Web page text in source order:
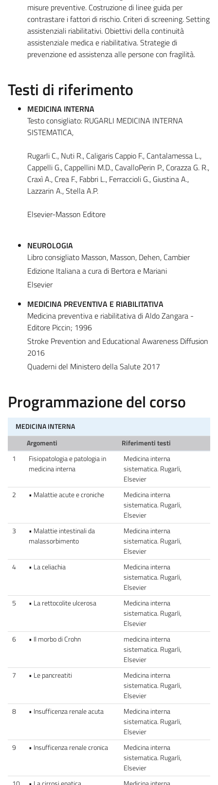
misure preventive. Costruzione di linee guida per
contrastare i fattori di rischio. Criteri di screening. Setting
assistenziali riabilitativi. Obiettivi della continuità
assistenziale medica e riabilitativa. Strategie di
prevenzione ed assistenza alle persone con fragilità.
Testi di riferimento
MEDICINA INTERNA
Testo consigliato: RUGARLI MEDICINA INTERNA
SISTEMATICA,
Rugarli C., Nuti R., Caligaris Cappio F., Cantalamessa L.,
Cappelli G., Cappellini M.D., CavalloPerin P., Corazza G. R.,
Craxì A., Crea F., Fabbri L., Ferraccioli G., Giustina A.,
Lazzarin A., Stella A.P.
Elsevier-Masson Editore
NEUROLOGIA
Libro consigliato Masson, Masson, Dehen, Cambier
Edizione Italiana a cura di Bertora e Mariani
Elsevier
MEDICINA PREVENTIVA E RIABILITATIVA
Medicina preventiva e riabilitativa di Aldo Zangara -
Editore Piccin; 1996
Stroke Prevention and Educational Awareness Diffusion
2016
Quaderni del Ministero della Salute 2017
Programmazione del corso
MEDICINA INTERNA
Argomenti
Riferimenti testi
1
Fisiopatologia e patologia in
medicina interna
Medicina interna
sistematica. Rugarli,
Elsevier
2
• Malattie acute e croniche
Medicina interna
sistematica. Rugarli,
Elsevier
3
• Malattie intestinali da
malassorbimento
Medicina interna
sistematica. Rugarli,
Elsevier
4
• La celiachia
Medicina interna
sistematica. Rugarli,
Elsevier
5
• La rettocolite ulcerosa
Medicina interna
sistematica. Rugarli,
Elsevier
6
• Il morbo di Crohn
medicina interna
sistematica. Rugarli,
Elsevier
7
• Le pancreatiti
Medicina interna
sistematica. Rugarli,
Elsevier
8
• Insufficenza renale acuta
Medicina interna
sistematica. Rugarli,
Elsevier
9
• Insufficenza renale cronica
Medicina interna
sistematica. Rugarli,
Elsevier